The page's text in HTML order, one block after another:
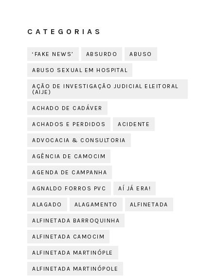
CATEGORIAS
‘FAKE NEWS’ ABSURDO ABUSO
ABUSO SEXUAL EM HOSPITAL
AÇÃO DE INVESTIGAÇÃO JUDICIAL ELEITORAL
(AIJE)
ACHADO DE CADÁVER
ACHADOS E PERDIDOS ACIDENTE
ADVOCACIA & CONSULTORIA
AGÊNCIA DE CAMOCIM
AGENDA DE CAMPANHA
AGNALDO FORROS PVC AÍ JÁ ERA!
ALAGADO ALAGAMENTO ALFINETADA
ALFINETADA BARROQUINHA
ALFINETADA CAMOCIM
ALFINETADA MARTINÓPLE
ALFINETADA MARTINÓPOLE